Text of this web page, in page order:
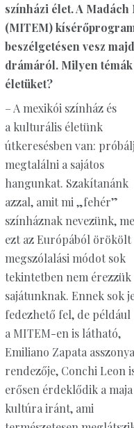
színházi élet. A
(MITEM)
beszélgetésen vesz
drámáról. Milyen
életüket?
– A mexikói színház és
a kulturális életünk
útkeresésben van:
megtalálni a sajátos
hangunkat. Szakítanánk
azzal, amit mi „fehér”
színháznak nevezünk,
ezt az Európából örökölt
megszólalási módot sok
tekintetben nem érezzük
sajátunknak. Ennek sok
fedezhető fel, de például
a MITEM-en is látható,
Emiliano Zapata
rendezője, Conchi Leon
erősen érdeklődik a maja
kultúra iránt, ami